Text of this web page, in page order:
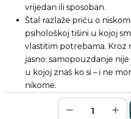
vrijedan ili sposoban.
Štal razlaže priču o
psihološkoj tišini u kojoj
vlastitim potrebama. Kroz
jasno: samopouzdanje
u kojoj znaš ko si – i ne
nikome.